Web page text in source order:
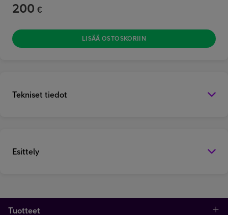
200 €
LISÄÄ OSTOSKORIIN
Tekniset tiedot
Esittely
Tuotteet